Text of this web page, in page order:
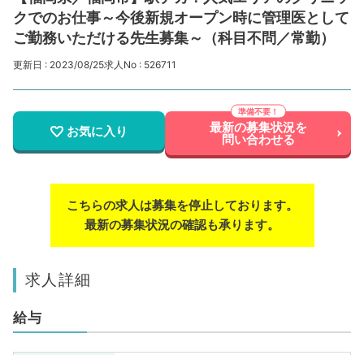
クでのお仕事～今後新規オープン時に管理医として
ご勤務いただける先生募集～（科目不問／常勤）
更新日 : 2023/08/25求人No : 526711
お気に入り 最新の募集状況を
問い合わせる
こちらの求人は募集を停止しております。
最新の募集状況の確認も承ります。
求人詳細
給与